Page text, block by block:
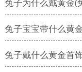
兔子为什么戴黄金(
兔子宝宝带什么黄
兔子戴什么黄金首